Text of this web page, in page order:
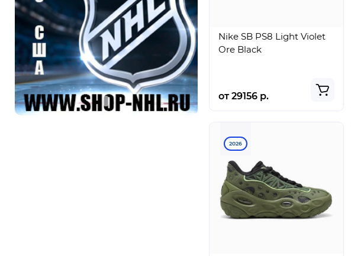
Nike SB PS8 Light Violet
Ore Black
от 29156 р.
2026